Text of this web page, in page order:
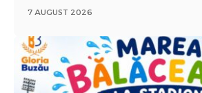
7 AUGUST 2026